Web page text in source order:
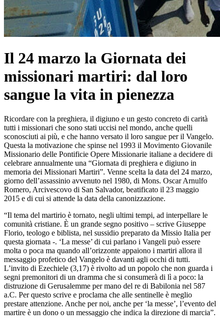
Il 24 marzo la Giornata dei
missionari martiri: dal loro
sangue la vita in pienezza
Ricordare con la preghiera, il digiuno e un gesto concreto di carità
tutti i missionari che sono stati uccisi nel mondo, anche quelli
sconosciuti ai più, e che hanno versato il loro sangue per il Vangelo.
Questa la motivazione che spinse nel 1993 il Movimento Giovanile
Missionario delle Pontificie Opere Missionarie italiane a decidere di
celebrare annualmente una “Giornata di preghiera e digiuno in
memoria dei Missionari Martiri”. Venne scelta la data del 24 marzo,
giorno dell’assassinio avvenuto nel 1980, di Mons. Oscar Arnulfo
Romero, Arcivescovo di San Salvador, beatificato il 23 maggio
2015 e di cui si attende la data della canonizzazione.
“Il tema del martirio è tornato, negli ultimi tempi, ad interpellare le
comunità cristiane. È un grande segno positivo – scrive Giuseppe
Florio, teologo e biblista, nel sussidio preparato da Missio Italia per
questa giornata -. ‘La messe’ di cui parlano i Vangeli può essere
molta o poca ma quando all’orizzonte appaiono i martiri allora il
messaggio profetico del Vangelo è davanti agli occhi di tutti.
L’invito di Ezechiele (3,17) è rivolto ad un popolo che non guarda i
segni premonitori di un dramma che si consumerà di lì a poco: la
distruzione di Gerusalemme per mano del re di Babilonia nel 587
a.C. Per questo scrive e proclama che alle sentinelle è meglio
prestare attenzione. Anche per noi, anche per ‘la messe’, l’evento del
martire è un dono o un messaggio che indica la direzione di marcia”.